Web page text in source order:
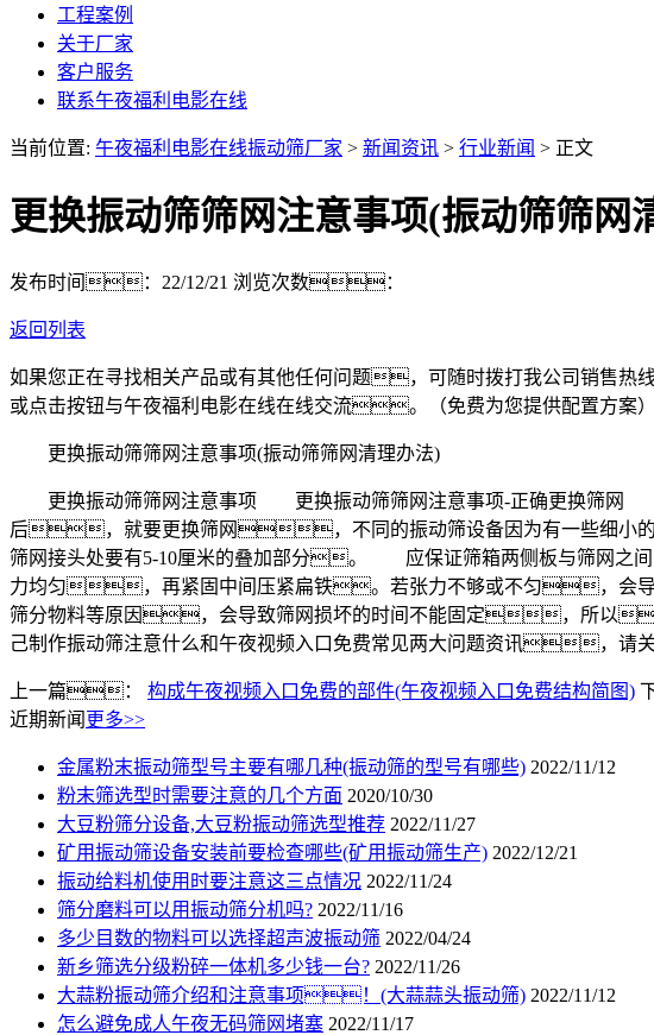
工程案例
关于厂家
客户服务
联系午夜福利电影在线
当前位置: 午夜福利电影在线振动筛厂家 > 新闻资讯 > 行业新闻 > 正文
更换振动筛筛网注意事项(振动筛筛网
发布时间：22/12/21 浏览次数：
返回列表
如果您正在寻找相关产品或有其他任何问题，可随时拨打我公司销售热
或点击按钮与午夜福利电影在线在线交流。（免费为您提供配置方案）
更换振动筛筛网注意事项(振动筛筛网清理办法)
更换振动筛筛网注意事项 更换振动筛筛网注意事项-正确更换筛网
后，就要更换筛网，不同的振动筛设备因为有一些细
筛网接头处要有5-10厘米的叠加部分。 应保证筛箱两侧板与筛网
力均匀，再紧固中间压紧扁铁。若张力不够或不匀，
筛分物料等原因，会导致筛网损坏的时间不能固定，所
己制作振动筛注意什么和午夜视频入口免费常见两大问题资讯，请
上一篇： 构成午夜视频入口免费的部件(午夜视频入口免费结构简图)
近期新闻 更多>>
金属粉末振动筛型号主要有哪几种(振动筛的型号有哪些) 2022/11/12
粉末筛选型时需要注意的几个方面 2020/10/30
大豆粉筛分设备,大豆粉振动筛选型推荐 2022/11/27
矿用振动筛设备安装前要检查哪些(矿用振动筛生产) 2022/12/21
振动给料机使用时要注意这三点情况 2022/11/24
筛分磨料可以用振动筛分机吗? 2022/11/16
多少目数的物料可以选择超声波振动筛 2022/04/24
新乡筛选分级粉碎一体机多少钱一台? 2022/11/26
大蒜粉振动筛介绍和注意事项！(大蒜蒜头振动筛) 2022/11/12
怎么避免成人午夜无码筛网堵塞 2022/11/17